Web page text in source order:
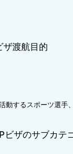
ザ渡航目的
動するスポーツ選手
ビザのサブカテ